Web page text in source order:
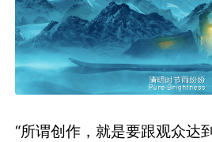
“所谓创作，就是要跟观众达